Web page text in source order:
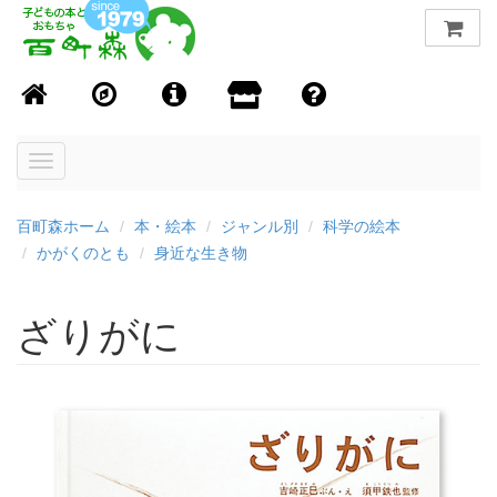
Toggle
百町森ホーム 本・絵本 ジャンル別
科学の絵本
かがくのとも
身近な生き物
ざりがに